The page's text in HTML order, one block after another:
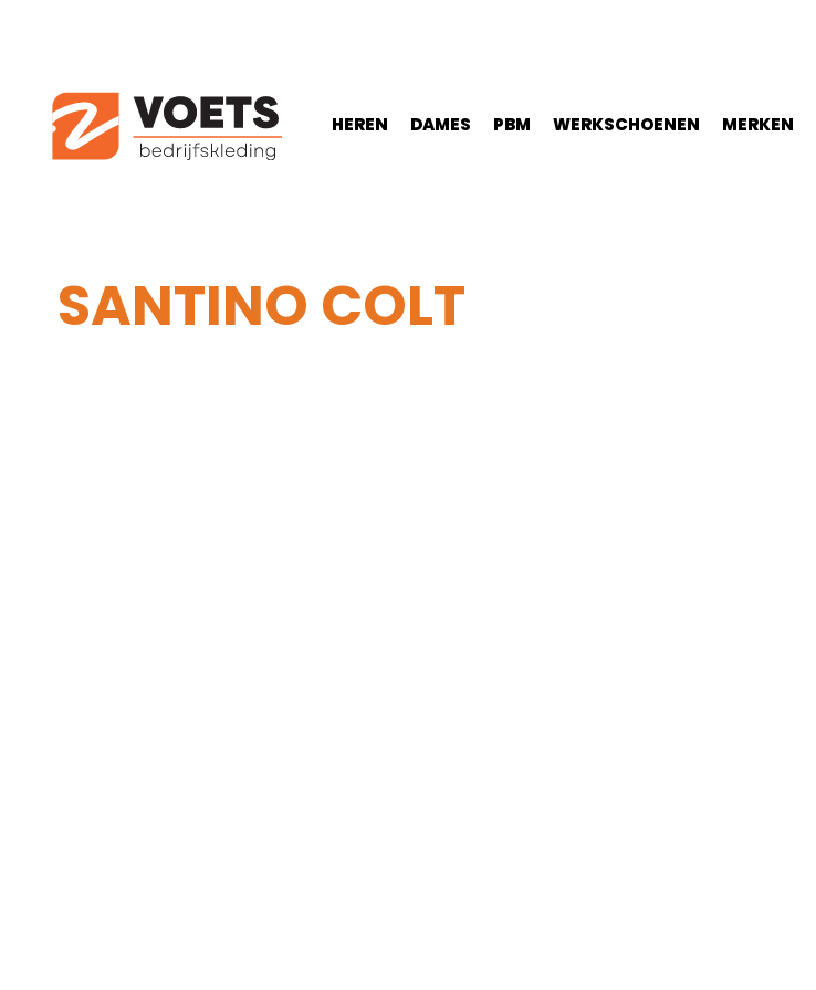
HEREN DAMES PBM WERKSCHOENEN MERKEN
SANTINO COLT